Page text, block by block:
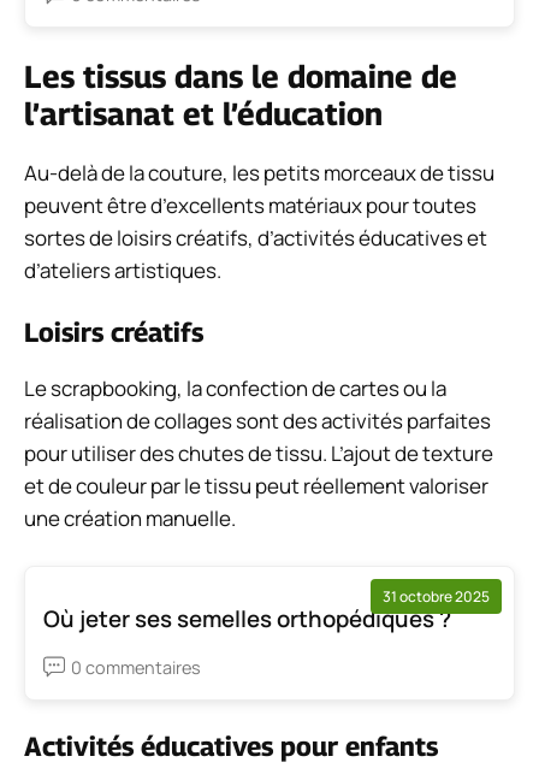
Les tissus dans le domaine de
l’artisanat et l’éducation
Au-delà de la couture, les petits morceaux de tissu
peuvent être d’excellents matériaux pour toutes
sortes de loisirs créatifs, d’activités éducatives et
d’ateliers artistiques.
Loisirs créatifs
Le scrapbooking, la confection de cartes ou la
réalisation de collages sont des activités parfaites
pour utiliser des chutes de tissu. L’ajout de texture
et de couleur par le tissu peut réellement valoriser
une création manuelle.
31 octobre 2025
Où jeter ses semelles orthopédiques ?
0 commentaires
Activités éducatives pour enfants